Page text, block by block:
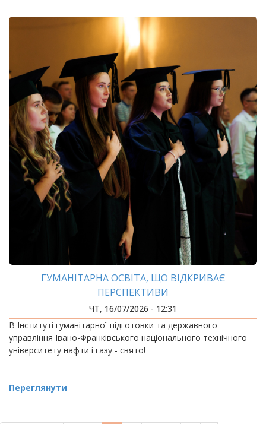
ГУМАНІТАРНА ОСВІТА, ЩО ВІДКРИВАЄ
ПЕРСПЕКТИВИ
ЧТ, 16/07/2026 - 12:31
В Інституті гуманітарної підготовки та державного
управління Івано-Франківського національного технічного
університету нафти і газу - свято!
Переглянути